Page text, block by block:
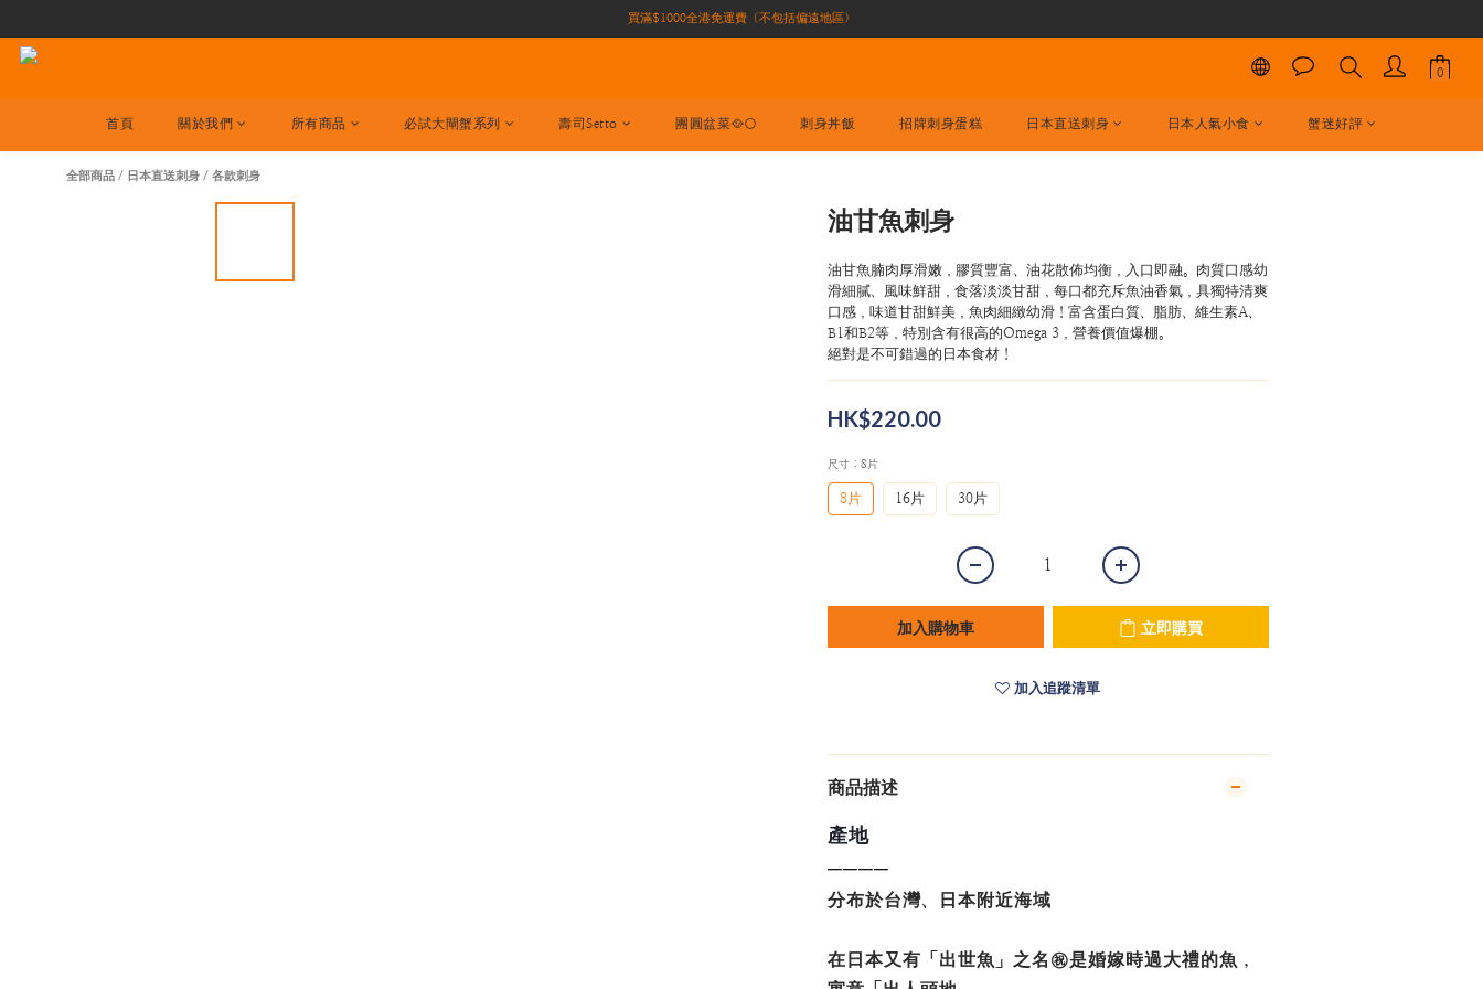
買滿$1000全港免運費（不包括偏遠地區）
買滿$1000全港免運費（不包括偏遠地區）
買滿$1000全港免運費（不包括偏遠地區）
首頁 關於我們 所有商品 必試大閘蟹系列 壽司Setto 團圓盆菜🥘🌕 刺身丼飯 招牌刺身蛋糕 日本直送刺身 日本人氣小食 蟹迷好評
全部商品 / 日本直送刺身 / 各款刺身
油甘魚刺身
油甘魚腩肉厚滑嫩，膠質豐富、油花散佈均衡，入口即融。肉質口感幼
滑細膩、風味鮮甜，食落淡淡甘甜，每口都充斥魚油香氣，具獨特清爽
口感，味道甘甜鮮美，魚肉細緻幼滑！富含蛋白質、脂肪、維生素A、
B1和B2等，特別含有很高的Omega 3，營養價值爆棚。
絕對是不可錯過的日本食材！
HK$220.00
尺寸 : 8片
8片 16片 30片
加入購物車 立即購買
加入追蹤清單
商品描述
產地
────
分布於台灣、日本附近海域
在日本又有「出世魚」之名 ㊗️是婚嫁時過大禮的魚，